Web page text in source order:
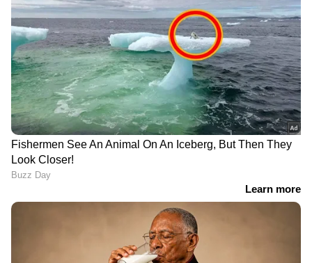
ഗാസയിൽ ട്രംപിന്റെ
സമാധാന കരാർ വേണ്ട,
ബോർഡ് ഓഫ് പീസ് തള്ളി
നെതന്യാഹു, ട്രംപിന്
തിരിച്ചടി
പരിചയമില്ലാത്ത ഹോട്ടലിൽ
നിന്ന് ഭക്ഷണം കഴിച്ച്
പ്രാർത്ഥനയ്ക്കായി
എത്തിയ ലഷ്‌കർ ഇ
തൊയ്ബ നേതാവ്
കുഴഞ്ഞുവീണു മരിച്ചു,
മരണകാരണം അവ്യക്തം
ഹൃദയാഘാതത്തെ തുടർന്ന്
സൗദി അറേബ്യയിൽ
ഒരാഴ്ചയ്ക്കിടെ 10,800
പ്രവാസികളെ നാടുകടത്തി,